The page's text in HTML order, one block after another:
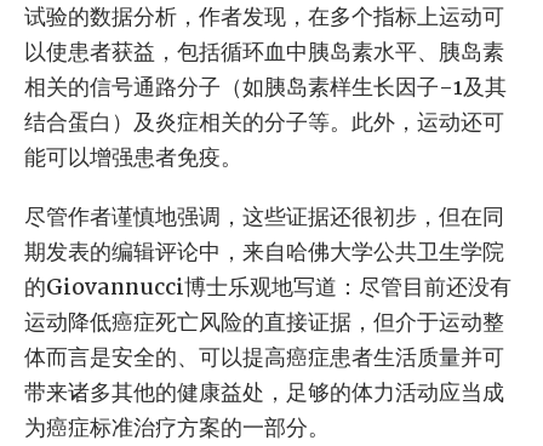
试验的数据分析，作者发现，在多个指标上运动可
以使患者获益，包括循环血中胰岛素水平、胰岛素
相关的信号通路分子（如胰岛素样生长因子-1及其
结合蛋白）及炎症相关的分子等。此外，运动还可
能可以增强患者免疫。
尽管作者谨慎地强调，这些证据还很初步，但在同
期发表的编辑评论中，来自哈佛大学公共卫生学院
的Giovannucci博士乐观地写道：尽管目前还没有
运动降低癌症死亡风险的直接证据，但介于运动整
体而言是安全的、可以提高癌症患者生活质量并可
带来诸多其他的健康益处，足够的体力活动应当成
为癌症标准治疗方案的一部分。